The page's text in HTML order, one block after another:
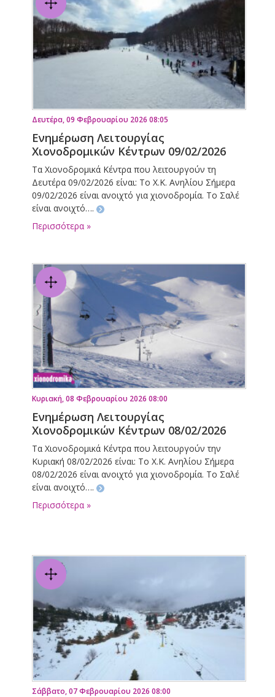
Δευτέρα, 09 Φεβρουαρίου 2026 08:05
Ενημέρωση Λειτουργίας
Χιονοδρομικών Κέντρων 09/02/2026
Τα Χιονοδρομικά Κέντρα που λειτουργούν τη
Δευτέρα 09/02/2026 είναι: Το Χ.Κ. Ανηλίου Σήμερα
09/02/2026 είναι ανοιχτό για χιονοδρομία. Το Σαλέ
είναι ανοιχτό….
Περισσότερα »
Κυριακή, 08 Φεβρουαρίου 2026 08:00
Ενημέρωση Λειτουργίας
Χιονοδρομικών Κέντρων 08/02/2026
Τα Χιονοδρομικά Κέντρα που λειτουργούν την
Κυριακή 08/02/2026 είναι: Το Χ.Κ. Ανηλίου Σήμερα
08/02/2026 είναι ανοιχτό για χιονοδρομία. Το Σαλέ
είναι ανοιχτό….
Περισσότερα »
Σάββατο, 07 Φεβρουαρίου 2026 08:00